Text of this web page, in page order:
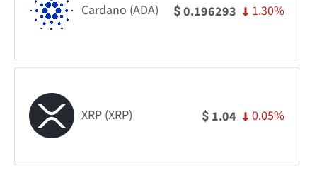
Cardano (ADA) $0.196293 1.30%
XRP (XRP) $ 1.04 0.05%